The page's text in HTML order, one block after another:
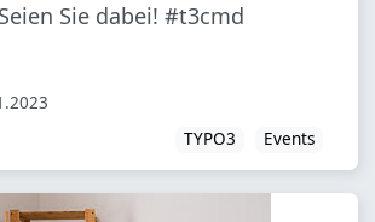
Sie dabei! #t3cmd
TYPO3
Events